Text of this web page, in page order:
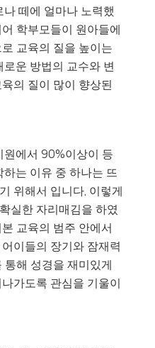
떼에 얼마나 노력했
학부모들이 원아들에
교육의 질을 높이는
로운 방법의 교수와 변
의 질이 많이 향상된
원에서 90%이상이 등
하는 이유 중 하나는 뜨
위해서 입니다. 이렇게
실한 자리매김을 하였
교육의 범주 안에서
이들의 장기와 잠재력
해 성경을 재미있게
가도록 관심을 기울이